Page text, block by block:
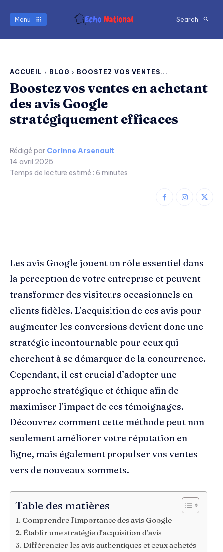
Menu Search
ACCUEIL BLOG BOOSTEZ VOS VENTES...
Boostez vos ventes en achetant
des avis Google
stratégiquement efficaces
Rédigé par Corinne Arsenault
14 avril 2025
Temps de lecture estimé : 6 minutes
Les avis Google jouent un rôle essentiel dans
la perception de votre entreprise et peuvent
transformer des visiteurs occasionnels en
clients fidèles. L’acquisition de ces avis pour
augmenter les conversions devient donc une
stratégie incontournable pour ceux qui
cherchent à se démarquer de la concurrence.
Cependant, il est crucial d’adopter une
approche stratégique et éthique afin de
maximiser l’impact de ces témoignages.
Découvrez comment cette méthode peut non
seulement améliorer votre réputation en
ligne, mais également propulser vos ventes
vers de nouveaux sommets.
Table des matières
Comprendre l’importance des avis Google
Établir une stratégie d’acquisition d’avis
Différencier les avis authentiques et ceux achetés